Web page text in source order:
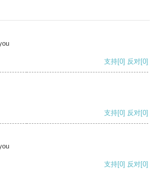
支持[0] 反对[0]
支持[0] 反对[0]
支持[0] 反对[0]